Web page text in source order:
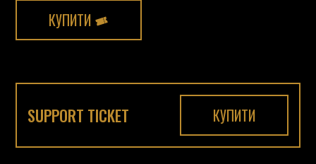
КУПИТИ
SUPPORT TICKET КУПИТИ